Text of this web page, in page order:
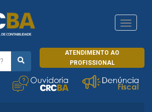
ATENDIMENTO AO
PROFISSIONAL
CRCRJ